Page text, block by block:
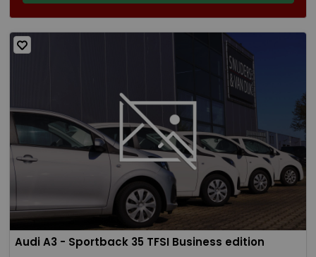
Audi A3 - Sportback 35 TFSI Business edition